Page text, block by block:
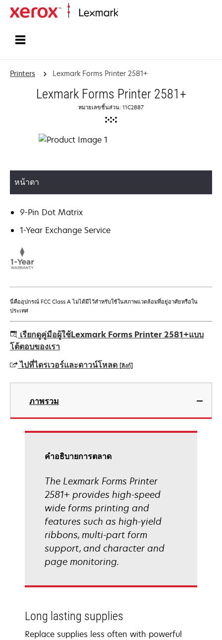
Printers Lexmark Forms Printer 2581+
Lexmark Forms Printer 2581+
หมายเลขชิ้นส่วน: 11C2887
หน้าตา
9-Pin Dot Matrix
1-Year Exchange Service
นี่คืออุปกรณ์ FCC Class A ไม่ได้มีไว้สําหรับใช้ในสภาพแวดล้อมที่อยู่อาศัยหรือใน
ประเทศ
เรียกดูคู่มือผู้ใช้Lexmark Forms Printer 2581+แบบ
โต้ตอบของเรา
ไปที่ไดรเวอร์และดาวน์โหลด [ลิงก์]
opens
new
ภาพรวม
คําอธิบายการตลาด
The Lexmark Forms Printer
2581+ provides high-speed
wide forms printing and
features such as high-yield
ribbons, multi-part form
support, and character and
page monitoring.
Long lasting supplies
Replace supplies less often with powerful